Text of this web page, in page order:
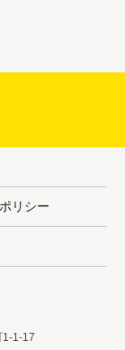
リシー
1-1-17